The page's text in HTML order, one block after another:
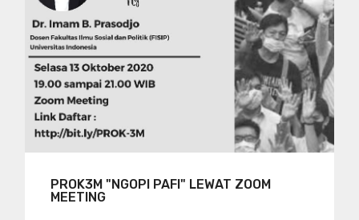
PROK3M "NGOPI PAFI" LEWAT ZOOM
MEETING